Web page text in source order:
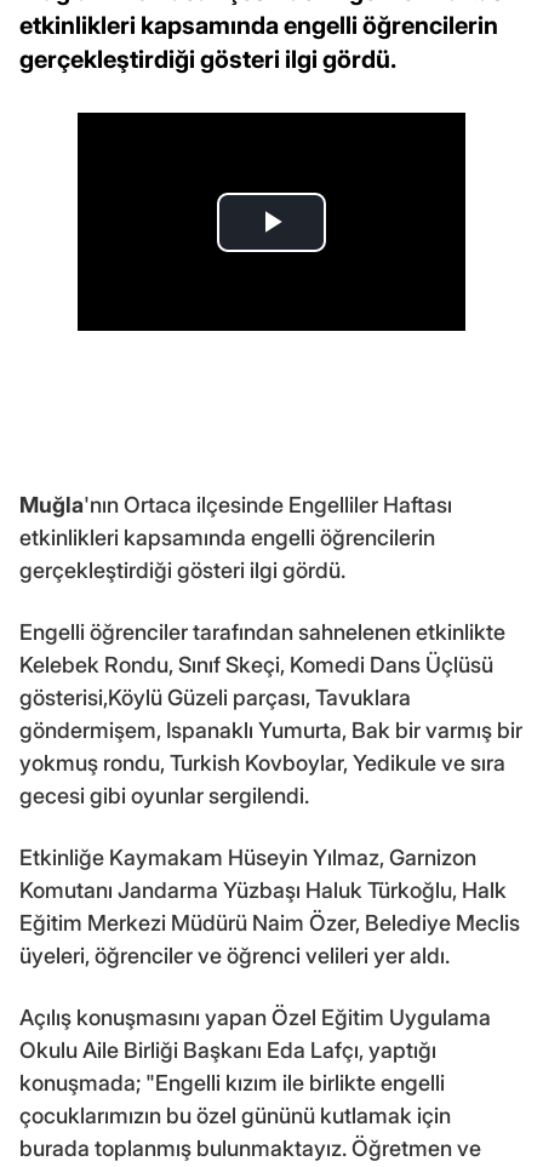
etkinlikleri kapsamında engelli öğrencilerin
gerçekleştirdiği gösteri ilgi gördü.
Muğla'nın Ortaca ilçesinde Engelliler Haftası
etkinlikleri kapsamında engelli öğrencilerin
gerçekleştirdiği gösteri ilgi gördü.
Engelli öğrenciler tarafından sahnelenen etkinlikte
Kelebek Rondu, Sınıf Skeçi, Komedi Dans Üçlüsü
gösterisi,Köylü Güzeli parçası, Tavuklara
göndermişem, Ispanaklı Yumurta, Bak bir varmış bir
yokmuş rondu, Turkish Kovboylar, Yedikule ve sıra
gecesi gibi oyunlar sergilendi.
Etkinliğe Kaymakam Hüseyin Yılmaz, Garnizon
Komutanı Jandarma Yüzbaşı Haluk Türkoğlu, Halk
Eğitim Merkezi Müdürü Naim Özer, Belediye Meclis
üyeleri, öğrenciler ve öğrenci velileri yer aldı.
Açılış konuşmasını yapan Özel Eğitim Uygulama
Okulu Aile Birliği Başkanı Eda Lafçı, yaptığı
konuşmada; "Engelli kızım ile birlikte engelli
çocuklarımızın bu özel gününü kutlamak için
burada toplanmış bulunmaktayız. Öğretmen ve